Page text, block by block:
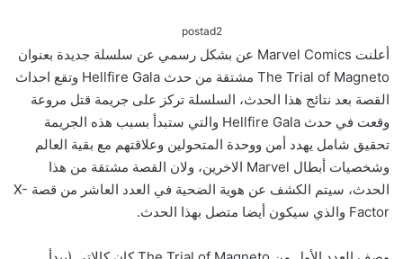
postad2
أعلنت Marvel Comics عن بشكل رسمي عن سلسلة جديدة بعنوان
The Trial of Magneto مشتقة من حدث Hellfire Gala وتقع احداث
القصة بعد نتائج هذا الحدث، السلسلة تركز على جريمة قتل مروعة
وقعت في حدث Hellfire Gala والتي ستبدأ بسبب هذه الجريمة
تحقيق شامل يهدد أمن ووحدة المتحولين وعلاقتهم مع بقية العالم
وشخصيات أبطال Marvel الاخرين، ولان القصة مشتقة من هذا
الحدث، سيتم الكشف عن هوية الضحية في العدد العاشر من قصة X-
Factor والذي سيكون أيضا متصل بهذا الحدث.